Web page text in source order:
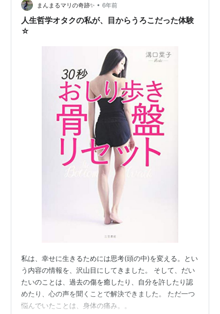
まんまるマリの奇跡✨ • 6年前
人生哲学オタクの私が、目からうろこだった体験
☆
私は、幸せに生きるためには思考(頭の中)を変える。とい
う内容の情報を、沢山目にしてきました。 そして、だい
たいのことは、過去の傷を癒したり、自分を許したり認
めたり、心の声を聞くことで解決できました。 ただ一つ
悩んでいたことは、身体の痛み。。